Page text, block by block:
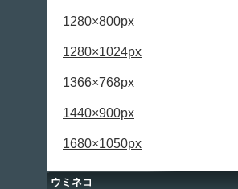
1280×800px
1280×1024px
1366×768px
1440×900px
1680×1050px
ウミネコ